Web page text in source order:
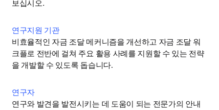
보십시오.
연구지원 기관
비효율적인 자금 조달 메커니즘을 개선하고 자금 조달 워
크플로 전반에 걸쳐 주요 활용 사례를 지원할 수 있는 전략
을 개발할 수 있도록 돕습니다.
연구자
연구와 발견을 발전시키는 데 도움이 되는 전문가의 안내